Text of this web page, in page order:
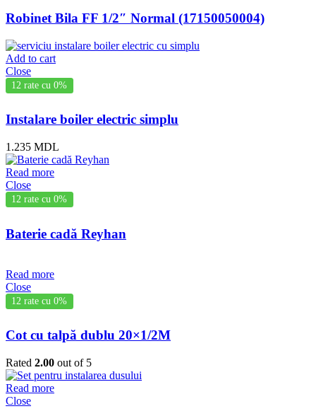
Robinet Bila FF 1/2″ Normal (17150050004)
Add to cart
Close
12 rate cu 0%
Instalare boiler electric simplu
1.235 MDL
Read more
Close
12 rate cu 0%
Baterie cadă Reyhan
Read more
Close
12 rate cu 0%
Cot cu talpă dublu 20×1/2M
Rated 2.00 out of 5
Read more
Close